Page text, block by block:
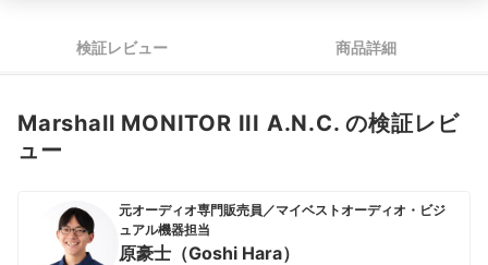
検証レビュー 商品詳細
Marshall MONITOR III A.N.C. の検証レビ
ュー
元オーディオ専門販売員／マイベストオーディオ・ビジ
ュアル機器担当
原豪士（Goshi Hara）